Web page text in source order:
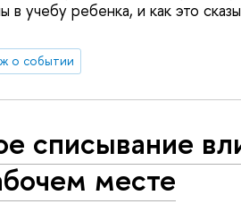
учебу ребенка, и как это
о событии
списывание
месте